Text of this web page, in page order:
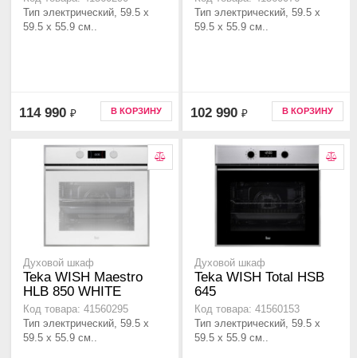
Тип электрический, 59.5 х
59.5 x 55.9 см..
114 990 ₽ В КОРЗИНУ
Тип электрический, 59.5 х
59.5 x 55.9 см..
102 990 ₽ В КОРЗИНУ
Духовой шкаф
Teka WISH Maestro
HLB 850 WHITE
Код товара: 41560295
Тип электрический, 59.5 х
59.5 x 55.9 см..
Духовой шкаф
Teka WISH Total HSB
645
Код товара: 41560153
Тип электрический, 59.5 х
59.5 x 55.9 см..